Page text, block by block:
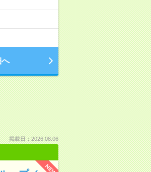
へ
掲載日：2026.08.06
NEW